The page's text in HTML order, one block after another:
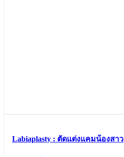
Labiaplasty : ตัดแต่งแคมน้องสาว